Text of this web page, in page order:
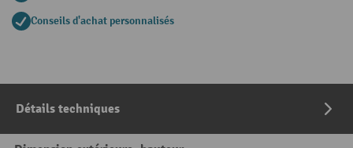
Conseils d'achat personnalisés
Détails techniques